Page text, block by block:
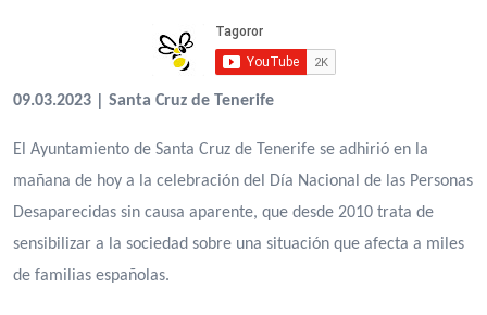
09.03.2023 | Santa Cruz de Tenerife
El Ayuntamiento de Santa Cruz de Tenerife se adhirió en la
mañana de hoy a la celebración del Día Nacional de las Personas
Desaparecidas sin causa aparente, que desde 2010 trata de
sensibilizar a la sociedad sobre una situación que afecta a miles
de familias españolas.